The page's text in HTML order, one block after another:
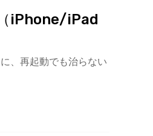
iPhone/iPad
、再起動でも治らない